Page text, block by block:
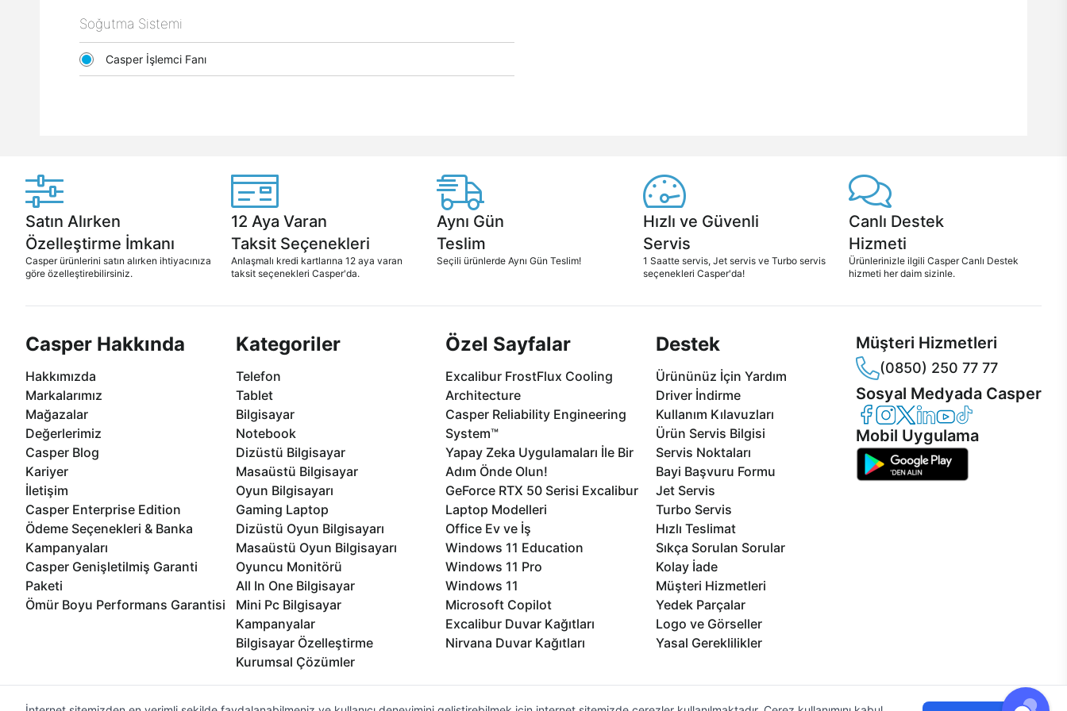
Soğutma Sistemi
Casper İşlemci Fanı
Satın Alırken
Özelleştirme İmkanı
Casper ürünlerini satın alırken ihtiyacınıza
göre özelleştirebilirsiniz.
12 Aya Varan
Taksit Seçenekleri
Anlaşmalı kredi kartlarına 12 aya varan
taksit seçenekleri Casper'da.
Aynı Gün
Teslim
Seçili ürünlerde Aynı Gün Teslim!
Hızlı ve Güvenli
Servis
1 Saatte servis, Jet servis ve Turbo servis
seçenekleri Casper'da!
Canlı Destek
Hizmeti
Ürünlerinizle ilgili Casper Canlı Destek
hizmeti her daim sizinle.
Casper Hakkında
Hakkımızda
Markalarımız
Mağazalar
Değerlerimiz
Casper Blog
Kariyer
İletişim
Casper Enterprise Edition
Ödeme Seçenekleri & Banka
Kampanyaları
Casper Genişletilmiş Garanti
Paketi
Ömür Boyu Performans Garantisi
Kategoriler
Telefon
Tablet
Bilgisayar
Notebook
Dizüstü Bilgisayar
Masaüstü Bilgisayar
Oyun Bilgisayarı
Gaming Laptop
Dizüstü Oyun Bilgisayarı
Masaüstü Oyun Bilgisayarı
Oyuncu Monitörü
All In One Bilgisayar
Mini Pc Bilgisayar
Kampanyalar
Bilgisayar Özelleştirme
Kurumsal Çözümler
Özel Sayfalar
Excalibur FrostFlux Cooling
Architecture
Casper Reliability Engineering
System™
Yapay Zeka Uygulamaları İle Bir
Adım Önde Olun!
GeForce RTX 50 Serisi Excalibur
Laptop Modelleri
Office Ev ve İş
Windows 11 Education
Windows 11 Pro
Windows 11
Microsoft Copilot
Excalibur Duvar Kağıtları
Nirvana Duvar Kağıtları
Destek
Ürününüz İçin Yardım
Driver İndirme
Kullanım Kılavuzları
Ürün Servis Bilgisi
Servis Noktaları
Bayi Başvuru Formu
Jet Servis
Turbo Servis
Hızlı Teslimat
Sıkça Sorulan Sorular
Kolay İade
Müşteri Hizmetleri
Yedek Parçalar
Logo ve Görseller
Yasal Gereklilikler
Müşteri Hizmetleri
(0850) 250 77 77
Sosyal Medyada Casper
Casper Facebook
Casper Instagram
Casper Twitter
Casper LinkedIn
Casper YouTube
Casper TikTok
Mobil Uygulama